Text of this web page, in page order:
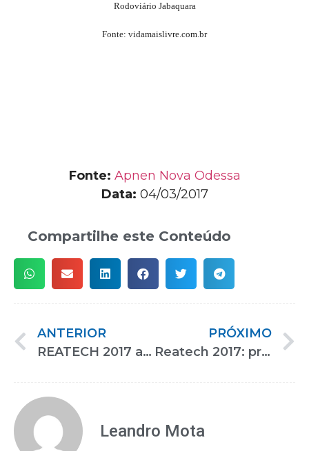
Rodoviário Jabaquara
Fonte: vidamaislivre.com.br
Fonte: Apnen Nova Odessa
Data: 04/03/2017
Compartilhe este Conteúdo
ANTERIOR
REATECH 2017 acontece em junho
PRÓXIMO
Reatech 2017: principal evento de reabilitação e inclusão do país acontece em junho
Leandro Mota